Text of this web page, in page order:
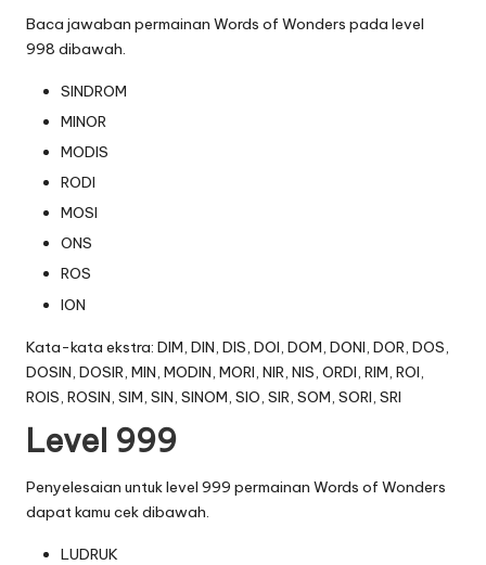
Baca jawaban permainan Words of Wonders pada level
998 dibawah.
SINDROM
MINOR
MODIS
RODI
MOSI
ONS
ROS
ION
Kata-kata ekstra: DIM, DIN, DIS, DOI, DOM, DONI, DOR, DOS,
DOSIN, DOSIR, MIN, MODIN, MORI, NIR, NIS, ORDI, RIM, ROI,
ROIS, ROSIN, SIM, SIN, SINOM, SIO, SIR, SOM, SORI, SRI
Level 999
Penyelesaian untuk level 999 permainan Words of Wonders
dapat kamu cek dibawah.
LUDRUK